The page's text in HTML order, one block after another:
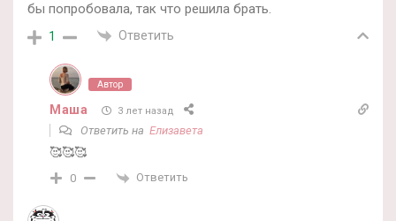
бы попробовала, так что решила брать.
1 Ответить
Автор
Маша 3 лет назад
Ответить на Елизавета
🥰🥰🥰
0 Ответить